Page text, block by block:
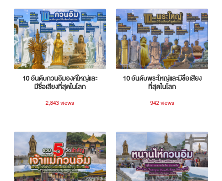
10 อันดับกวนอิมองค์ใหญ่และ
มีชื่อเสียงที่สุดในโลก
2,843 views
10 อันดับพระใหญ่และมีชื่อเสียง
ที่สุดในโลก
942 views